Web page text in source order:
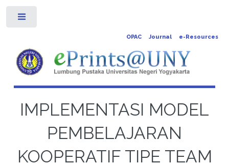
OPAC Journal e-Resources
IMPLEMENTASI MODEL
PEMBELAJARAN
KOOPERATIF TIPE TEAM